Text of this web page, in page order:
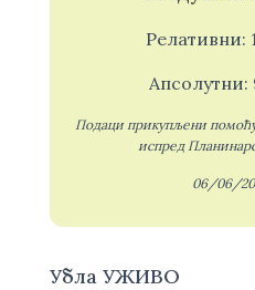
Релативни:
Апсолутни:
Подаци прикупљени
испред
06/06/
Убла УЖИВО